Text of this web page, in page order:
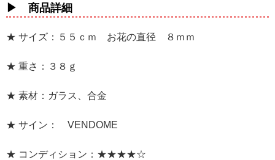
▶ 商品詳細
★ サイズ：５５ｃｍ お花の直径 ８ｍｍ
★ 重さ：３８ｇ
★ 素材：ガラス、合金
★ サイン： VENDOME
★ コンディション：★★★★☆